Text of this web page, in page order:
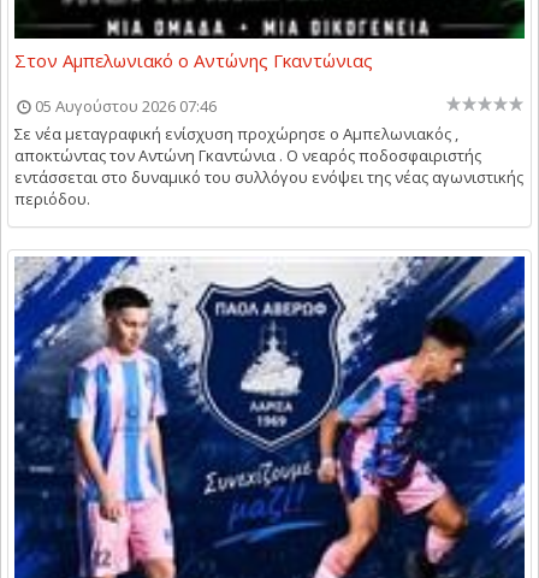
Στον Αμπελωνιακό ο Αντώνης Γκαντώνιας
05 Αυγούστου 2026 07:46
Σε νέα μεταγραφική ενίσχυση προχώρησε ο Αμπελωνιακός ,
αποκτώντας τον Αντώνη Γκαντώνια . Ο νεαρός ποδοσφαιριστής
εντάσσεται στο δυναμικό του συλλόγου ενόψει της νέας αγωνιστικής
περιόδου.